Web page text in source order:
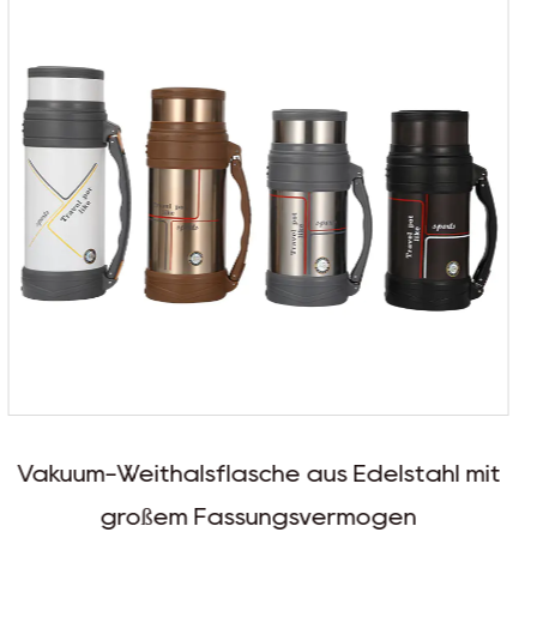
Edelstahl mit
Großer Vakuum-Reisetopf
breiter